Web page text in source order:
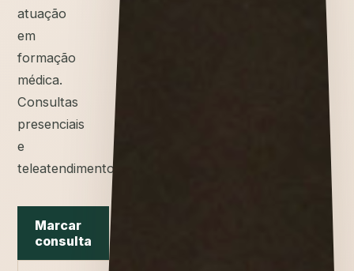
atuação
em
formação
médica.
Consultas
presenciais
e
teleatendimento.
Marcar
consulta